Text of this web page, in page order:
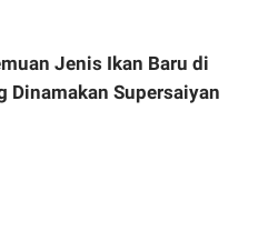
Jenis Ikan Baru di
Dinamakan Supersaiyan